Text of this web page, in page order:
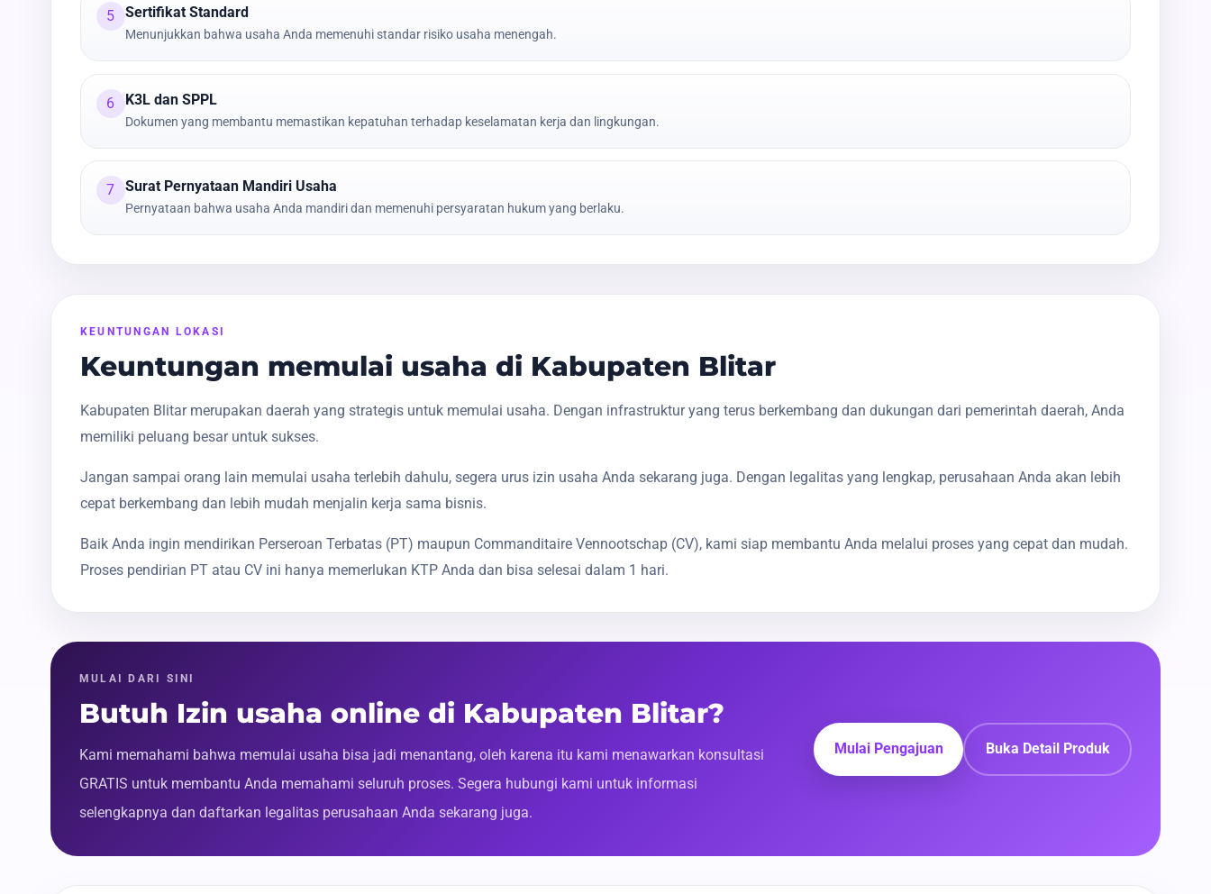
5 Sertifikat Standard
Menunjukkan bahwa usaha Anda memenuhi standar risiko usaha menengah.
6 K3L dan SPPL
Dokumen yang membantu memastikan kepatuhan terhadap keselamatan kerja dan lingkungan.
7 Surat Pernyataan Mandiri Usaha
Pernyataan bahwa usaha Anda mandiri dan memenuhi persyaratan hukum yang berlaku.
KEUNTUNGAN LOKASI
Keuntungan memulai usaha di Kabupaten Blitar
Kabupaten Blitar merupakan daerah yang strategis untuk memulai usaha. Dengan infrastruktur yang terus berkembang dan dukungan dari pemerintah daerah, Anda
memiliki peluang besar untuk sukses.
Jangan sampai orang lain memulai usaha terlebih dahulu, segera urus izin usaha Anda sekarang juga. Dengan legalitas yang lengkap, perusahaan Anda akan lebih
cepat berkembang dan lebih mudah menjalin kerja sama bisnis.
Baik Anda ingin mendirikan Perseroan Terbatas (PT) maupun Commanditaire Vennootschap (CV), kami siap membantu Anda melalui proses yang cepat dan mudah.
Proses pendirian PT atau CV ini hanya memerlukan KTP Anda dan bisa selesai dalam 1 hari.
MULAI DARI SINI
Butuh Izin usaha online di Kabupaten Blitar?
Kami memahami bahwa memulai usaha bisa jadi menantang, oleh karena itu kami menawarkan konsultasi
GRATIS untuk membantu Anda memahami seluruh proses. Segera hubungi kami untuk informasi
selengkapnya dan daftarkan legalitas perusahaan Anda sekarang juga.
Mulai Pengajuan Buka Detail Produk